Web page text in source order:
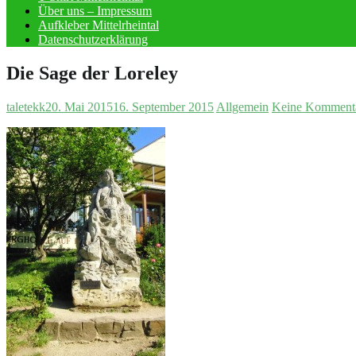
Über uns – Impressum
Aufkleber Mittelrheintal
Datenschutzerklärung
Die Sage der Loreley
taletekk20. Mai 201516. September 2015 Allgemein Keine